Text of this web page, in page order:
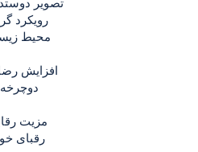
رویکرد
محیط
رقبای